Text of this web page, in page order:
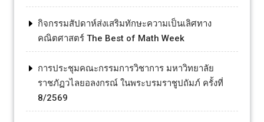
กิจกรรมสัปดาห์ส่งเสริมทักษะความเป็นเลิศทาง
คณิตศาสตร์ The Best of Math Week
การประชุมคณะกรรมการวิชาการ มหาวิทยาลัย
ราชภัฏวไลยอลงกรณ์ ในพระบรมราชูปถัมภ์ ครั้งที่
8/2569